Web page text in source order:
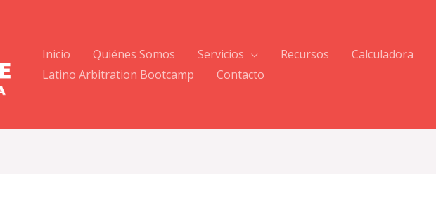
Inicio Quiénes Somos Servicios Recursos Calculadora
Latino Arbitration Bootcamp
Contacto